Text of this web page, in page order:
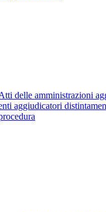
delle amministrazioni
aggiudicatori